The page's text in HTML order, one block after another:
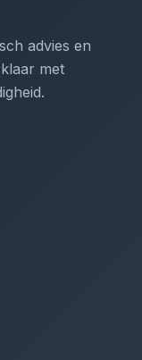
advies en
met